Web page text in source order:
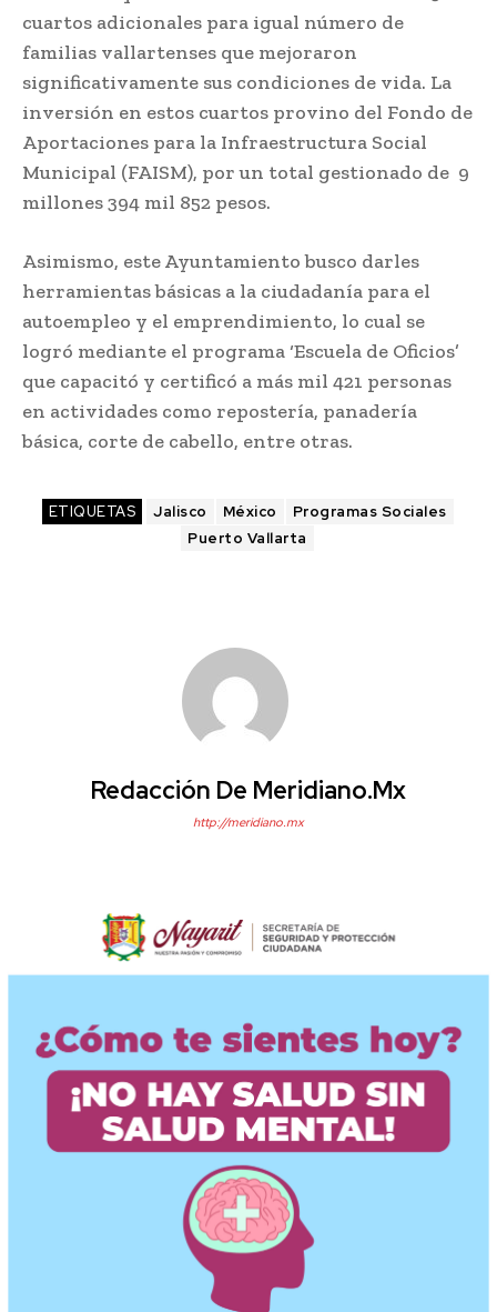
cuartos adicionales para igual número de
familias vallartenses que mejoraron
significativamente sus condiciones de vida. La
inversión en estos cuartos provino del Fondo de
Aportaciones para la Infraestructura Social
Municipal (FAISM), por un total gestionado de 9
millones 394 mil 852 pesos.
Asimismo, este Ayuntamiento busco darles
herramientas básicas a la ciudadanía para el
autoempleo y el emprendimiento, lo cual se
logró mediante el programa ‘Escuela de Oficios’
que capacitó y certificó a más mil 421 personas
en actividades como repostería, panadería
básica, corte de cabello, entre otras.
ETIQUETAS Jalisco México
Programas Sociales
Puerto Vallarta
Redacción De Meridiano.mx
http://meridiano.mx